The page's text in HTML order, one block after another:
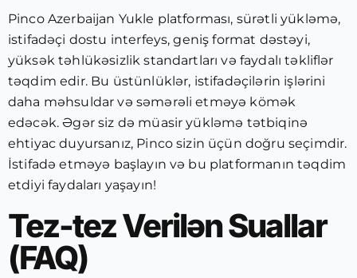
Pinco Azerbaijan Yukle platforması, sürətli yükləmə,
istifadəçi dostu interfeys, geniş format dəstəyi,
yüksək təhlükəsizlik standartları və faydalı təkliflər
təqdim edir. Bu üstünlüklər, istifadəçilərin işlərini
daha məhsuldar və səmərəli etməyə kömək
edəcək. Əgər siz də müasir yükləmə tətbiqinə
ehtiyac duyursanız, Pinco sizin üçün doğru seçimdir.
İstifadə etməyə başlayın və bu platformanın təqdim
etdiyi faydaları yaşayın!
Tez-tez Verilən Suallar
(FAQ)